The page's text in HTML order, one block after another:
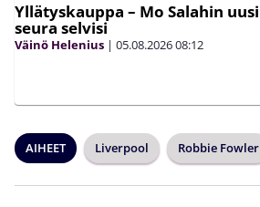
Yllätyskauppa – Mo Salahin uusi
seura selvisi
Väinö Helenius | 05.08.202608:12
AIHEET Liverpool Robbie Fowler